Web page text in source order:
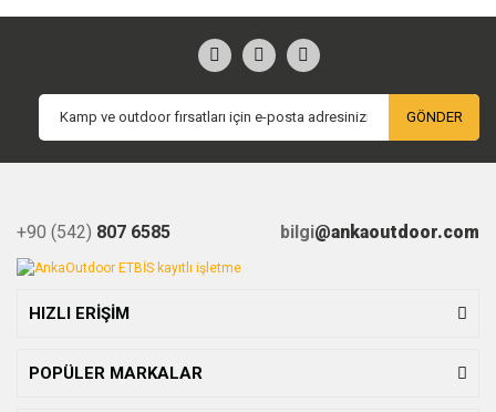
GÖNDER
+90 (542) 807 6585 bilgi@ankaoutdoor.com
HIZLI ERİŞİM
POPÜLER MARKALAR